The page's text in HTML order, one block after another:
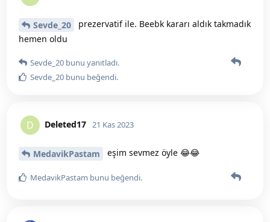
Sevde_20
prezervatif ile. Beebk kararı aldık takmadık
hemen oldu
Sevde_20 bunu yanıtladı.
Sevde_20 bunu beğendi.
D Deleted17 21 Kas 2023
MedavikPastam eşim sevmez öyle 😂😂
MedavikPastam bunu beğendi.